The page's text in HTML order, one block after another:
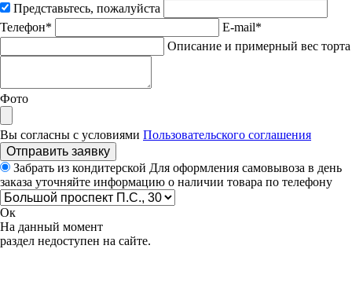
Представьтесь, пожалуйста
Телефон*
E-mail*
Описание и примерный вес торта
Фото
Вы согласны с условиями Пользовательского соглашения
Отправить заявку
Забрать из кондитерской Для оформления самовывоза в день
заказа уточняйте информацию о наличии товара по телефону
Ок
На данный момент
раздел недоступен на сайте.